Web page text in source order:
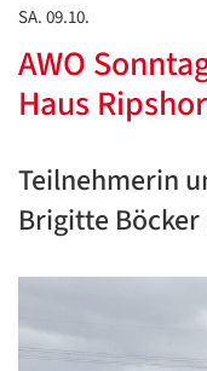
SA. 09.10.
AWO
Haus
Teilnehmerin
Brigitte